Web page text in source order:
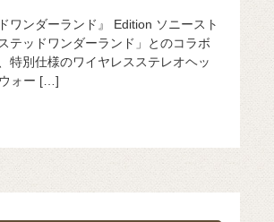
ワンダーランド』 Edition ソニースト
テッドワンダーランド」とのコラボ
特別仕様のワイヤレスステレオヘッ
ォー […]